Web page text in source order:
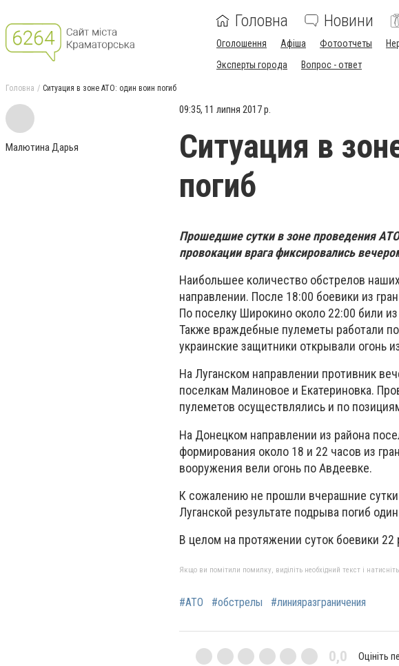
Головна Новини
Оголошення Афіша Фотоотчеты
Эксперты города
Вопрос - ответ
Головна Ситуация в зоне АТО: один воин погиб
Малютина Дарья
09:35, 11 липня 2017 р.
Ситуация в
погиб
Прошедшие сутки в зоне проведения
провокации врага фиксировались
Наибольшее количество обстрелов
направлении. После 18:00 боевики из
По поселку Широкино около 22:00 били
Также враждебные пулеметы работали
украинские защитники открывали огонь
На Луганском направлении противник
поселкам Малиновое и Екатериновка.
пулеметов осуществлялись и по
На Донецком направлении из района
формирования около 18 и 22 часов из
вооружения вели огонь по Авдеевке.
К сожалению не прошли вчерашние
Луганской результате подрыва погиб
В целом на протяжении суток боевики
Якщо ви помітили помилку, виділіть необхідний текст і
#АТО #обстрелы #линияразграничения
0,0 Оцініть